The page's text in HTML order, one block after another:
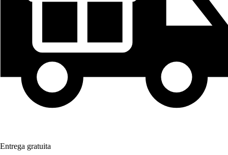
Entrega gratuita